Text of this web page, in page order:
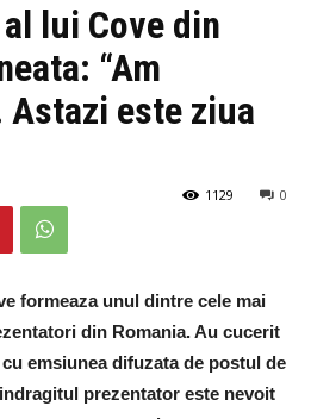
lui Cove din
“Am
este ziua
0
1129
formeaza unul dintre cele mai
din Romania. Au cucerit
emsiunea difuzata de postul de
prezentator este nevoit